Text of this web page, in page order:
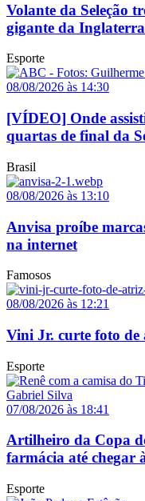
Volante da Seleção
gigante da
Esporte
08/08/2026 às 14:30
[VÍDEO] Onde
quartas de final da
Brasil
08/08/2026 às 13:10
Anvisa proíbe
na internet
Famosos
08/08/2026 às 12:21
Vini Jr. curte foto de
Esporte
07/08/2026 às 18:41
Artilheiro da Copa
farmácia até chegar
Esporte